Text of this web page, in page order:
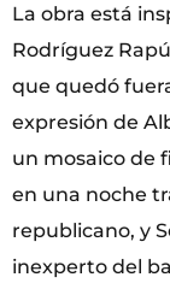
La obra está
Rodríguez
que quedó
expresión de
un mosaico de
en una noche
republicano, y
inexperto del